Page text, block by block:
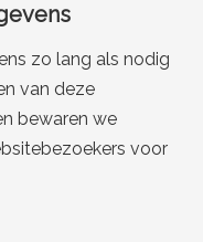
zo lang als nodig
van deze
bewaren we
voor